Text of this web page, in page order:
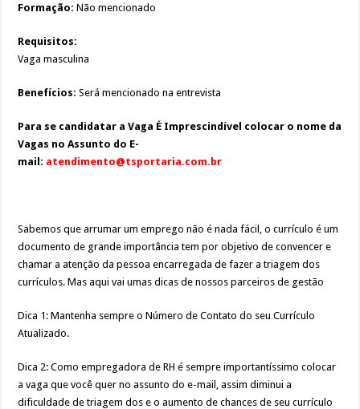
Formação: Não mencionado
Requisitos:
Vaga masculina
Benefícios:Será mencionado na entrevista
Para se candidatar a Vaga É Imprescindível colocar o nome da
Vagas no Assunto do E-
mail: atendimento@tsportaria.com.br
Sabemos que arrumar um emprego não é nada fácil, o currículo é um
documento de grande importância tem por objetivo de convencer e
chamar a atenção da pessoa encarregada de fazer a triagem dos
currículos. Mas aqui vai umas dicas de nossos parceiros de gestão
Dica 1: Mantenha sempre o Número de Contato do seu Currículo
Atualizado.
Dica 2: Como empregadora de RH é sempre importantíssimo colocar
a vaga que você quer no assunto do e-mail, assim diminui a
dificuldade de triagem dos e o aumento de chances de seu currículo